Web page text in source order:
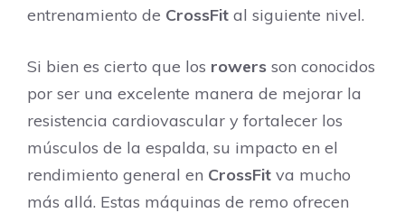
entrenamiento de CrossFit al siguiente nivel.
Si bien es cierto que los rowers son conocidos
por ser una excelente manera de mejorar la
resistencia cardiovascular y fortalecer los
músculos de la espalda, su impacto en el
rendimiento general en CrossFit va mucho
más allá. Estas máquinas de remo ofrecen